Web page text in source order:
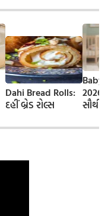
Dahi Bread Rolls:
દહીં બ્રેડ રોલ્સ
Baby